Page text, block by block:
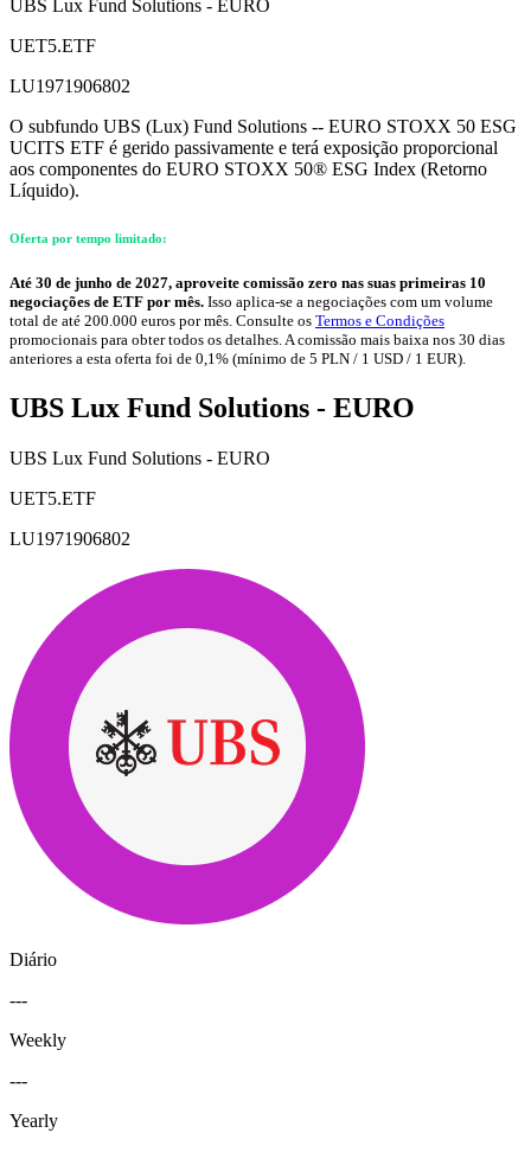
UBS Lux Fund Solutions - EURO
UET5.ETF
LU1971906802
O subfundo UBS (Lux) Fund Solutions -- EURO STOXX 50 ESG
UCITS ETF é gerido passivamente e terá exposição proporcional
aos componentes do EURO STOXX 50® ESG Index (Retorno
Líquido).
Oferta por tempo limitado:
Até 30 de junho de 2027, aproveite comissão zero nas suas primeiras 10
negociações de ETF por mês. Isso aplica-se a negociações com um volume
total de até 200.000 euros por mês. Consulte os Termos e Condições
promocionais para obter todos os detalhes. A comissão mais baixa nos 30 dias
anteriores a esta oferta foi de 0,1% (mínimo de 5 PLN / 1 USD / 1 EUR).
UBS Lux Fund Solutions - EURO
UBS Lux Fund Solutions - EURO
UET5.ETF
LU1971906802
Diário
---
Weekly
---
Yearly